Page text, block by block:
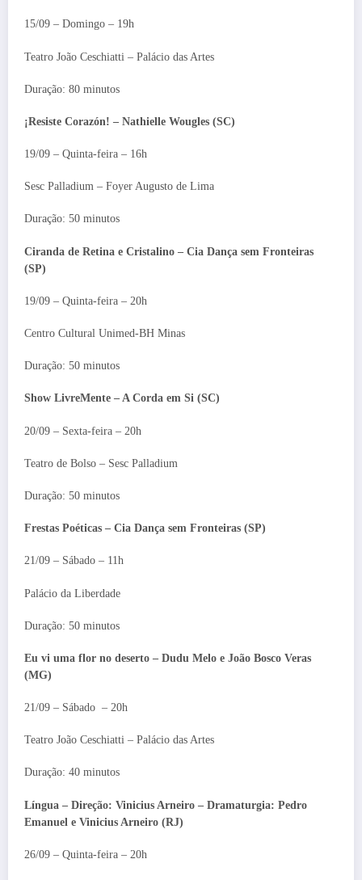
15/09 – Domingo – 19h
Teatro João Ceschiatti – Palácio das Artes
Duração: 80 minutos
¡Resiste Corazón! – Nathielle Wougles (SC)
19/09 – Quinta-feira – 16h
Sesc Palladium – Foyer Augusto de Lima
Duração: 50 minutos
Ciranda de Retina e Cristalino – Cia Dança sem Fronteiras
(SP)
19/09 – Quinta-feira – 20h
Centro Cultural Unimed-BH Minas
Duração: 50 minutos
Show LivreMente – A Corda em Si (SC)
20/09 – Sexta-feira – 20h
Teatro de Bolso – Sesc Palladium
Duração: 50 minutos
Frestas Poéticas – Cia Dança sem Fronteiras (SP)
21/09 – Sábado – 11h
Palácio da Liberdade
Duração: 50 minutos
Eu vi uma flor no deserto – Dudu Melo e João Bosco Veras
(MG)
21/09 – Sábado – 20h
Teatro João Ceschiatti – Palácio das Artes
Duração: 40 minutos
Língua – Direção: Vinicius Arneiro – Dramaturgia: Pedro
Emanuel e Vinicius Arneiro (RJ)
26/09 – Quinta-feira – 20h